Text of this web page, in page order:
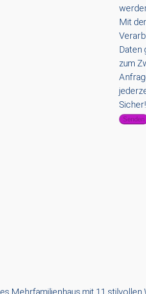
Mit
Daten
zum
Sicher!
Senden
Mehrfamilienhaus mit 11 stilvollen